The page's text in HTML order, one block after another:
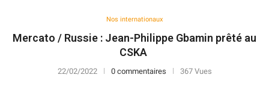
Nos internationaux
Mercato / Russie : Jean-Philippe Gbamin prêté au
CSKA
22/02/2022 0 commentaires 367 Vues